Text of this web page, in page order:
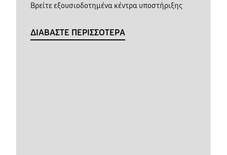
Βρείτε εξουσιοδοτημένα κέντρα υποστήριξης
ΔΙΑΒΑΣΤΕ ΠΕΡΙΣΣΟΤΕΡΑ